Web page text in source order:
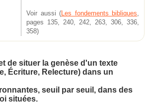
Voir aussi (Les fondements bibliques,
pages 135, 240, 242, 263, 306, 336,
358)
de situer la genèse d'un texte
Écriture, Relecture) dans un
seuil par seuil , dans des
situées.